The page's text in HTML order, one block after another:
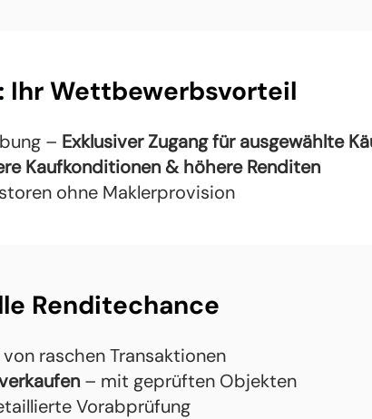
: Ihr Wettbewerbsvorteil
– Exklusiver Zugang für ausgewählte
Kaufkonditionen & höhere Renditen
ohne Maklerprovision
Renditechance
raschen Transaktionen
– mit geprüften Objekten
Vorabprüfung